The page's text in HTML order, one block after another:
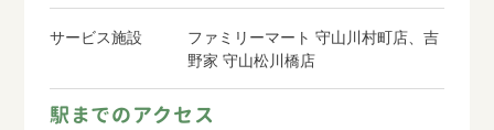
サービス施設
ファミリーマート 守山川村町店、吉
野家 守山松川橋店
駅までのアクセス